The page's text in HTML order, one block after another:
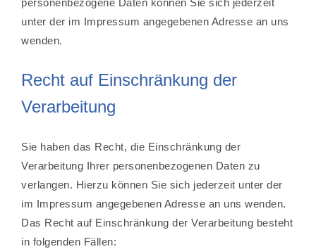
personenbezogene Daten können Sie sich jederzeit
unter der im Impressum angegebenen Adresse an uns
wenden.
Recht auf Einschränkung der
Verarbeitung
Sie haben das Recht, die Einschränkung der
Verarbeitung Ihrer personenbezogenen Daten zu
verlangen. Hierzu können Sie sich jederzeit unter der
im Impressum angegebenen Adresse an uns wenden.
Das Recht auf Einschränkung der Verarbeitung besteht
in folgenden Fällen: